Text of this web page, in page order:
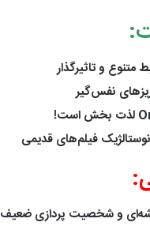
و تاثیرگذار
نفس‌گیر
فیلم‌های قدیمی
و شخصیت پردازی ضعیف